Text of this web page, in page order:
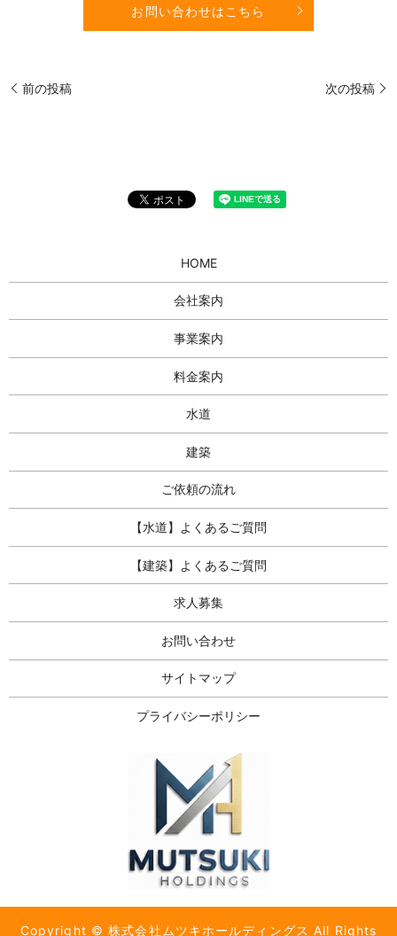
お問い合わせはこちら
前の投稿 次の投稿
HOME
会社案内
事業案内
料金案内
水道
建築
ご依頼の流れ
【水道】よくあるご質問
【建築】よくあるご質問
求人募集
お問い合わせ
サイトマップ
プライバシーポリシー
Copyright © 株式会社ムツキホールディングス All Rights